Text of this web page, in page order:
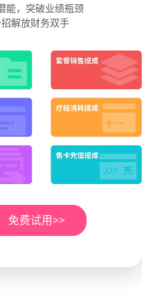
能，突破业绩瓶颈
解放财务双手
免费试用>>